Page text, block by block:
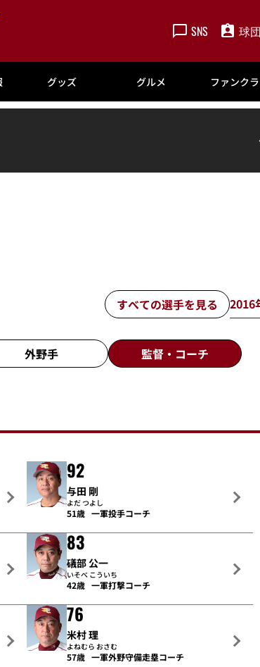
SNS 球
グッズ グルメ ファンク
すべての選手を見る
外野手 監督・ コーチ
92
与田 剛
よだ つよし
51歳 一軍投手コーチ
83
礒部 公一
いそべ こういち
42歳 一軍打撃コーチ
76
米村 理
よねむら おさむ
57歳 一軍外野守備走塁コーチ